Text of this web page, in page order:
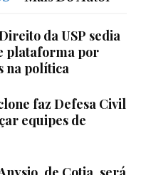
da USP sedia
plataforma por
na política
faz Defesa Civil
equipes de